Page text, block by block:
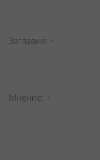
Заглавиe
Мнение